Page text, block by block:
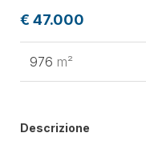
€ 47.000
976 m²
Descrizione